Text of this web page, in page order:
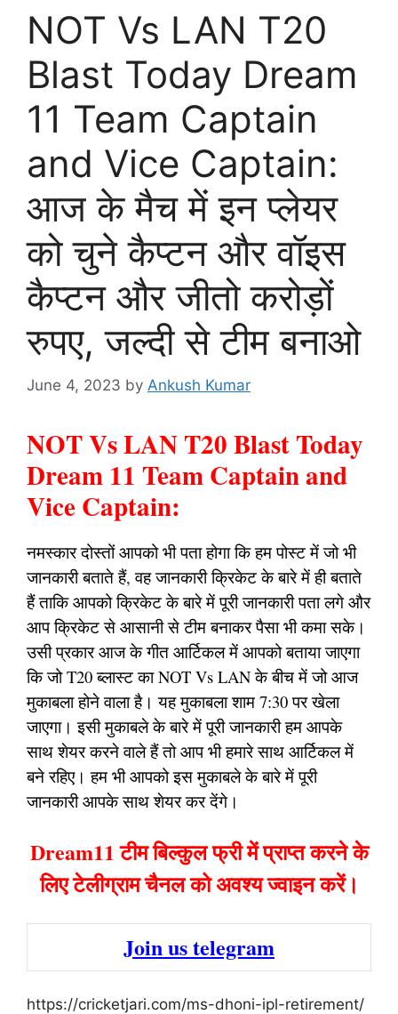
NOT Vs LAN T20
Blast Today Dream
11 Team Captain
and Vice Captain:
आज के मैच में इन प्लेयर
को चुने कैप्टन और वॉइस
कैप्टन और जीतो करोड़ों
रुपए, जल्दी से टीम बनाओ
June 4, 2023 by Ankush Kumar
NOT Vs LAN T20 Blast Today
Dream 11 Team Captain and
Vice Captain:
नमस्कार दोस्तों आपको भी पता होगा कि हम पोस्ट में जो भी
जानकारी बताते हैं, वह जानकारी क्रिकेट के बारे में ही बताते
हैं ताकि आपको क्रिकेट के बारे में पूरी जानकारी पता लगे और
आप क्रिकेट से आसानी से टीम बनाकर पैसा भी कमा सके।
उसी प्रकार आज के गीत आर्टिकल में आपको बताया जाएगा
कि जो T20 ब्लास्ट का NOT Vs LAN के बीच में जो आज
मुकाबला होने वाला है। यह मुकाबला शाम 7:30 पर खेला
जाएगा। इसी मुकाबले के बारे में पूरी जानकारी हम आपके
साथ शेयर करने वाले हैं तो आप भी हमारे साथ आर्टिकल में
बने रहिए। हम भी आपको इस मुकाबले के बारे में पूरी
जानकारी आपके साथ शेयर कर देंगे।
Dream11 टीम बिल्कुल फ्री में प्राप्त करने के
लिए टेलीग्राम चैनल को अवश्य ज्वाइन करें।
Join us telegram
https://cricketjari.com/ms-dhoni-ipl-retirement/